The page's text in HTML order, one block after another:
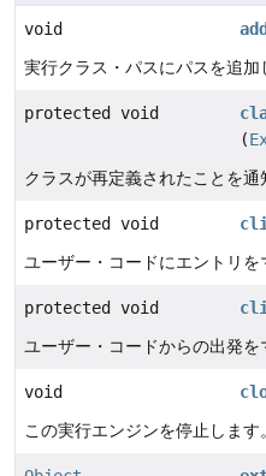
void
実行クラス・パスにパスを追加
protected void
(
クラスが再定義されたことを通
protected void
ユーザー・コードにエントリを
protected void
ユーザー・コードからの出発を
void
この実行エンジンを停止します。